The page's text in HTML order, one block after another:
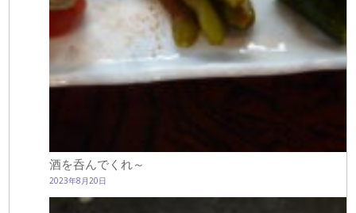
酒を呑んでくれ～
2023年8月20日